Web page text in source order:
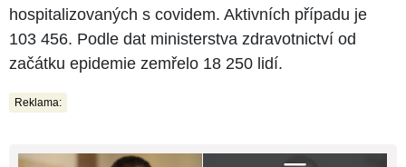
hospitalizovaných s covidem. Aktivních případu je
103 456. Podle dat ministerstva zdravotnictví od
začátku epidemie zemřelo 18 250 lidí.
Reklama: